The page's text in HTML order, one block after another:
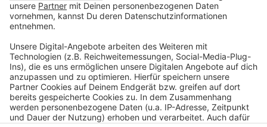
Anzeige
Anzeige